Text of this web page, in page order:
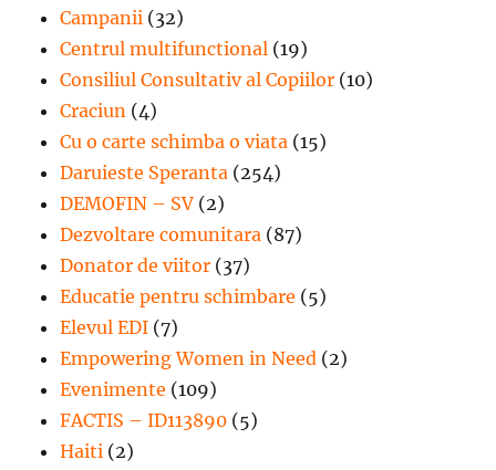
Campanii (32)
Centrul multifunctional (19)
Consiliul Consultativ al Copiilor (10)
Craciun (4)
Cu o carte schimba o viata (15)
Daruieste Speranta (254)
DEMOFIN – SV (2)
Dezvoltare comunitara (87)
Donator de viitor (37)
Educatie pentru schimbare (5)
Elevul EDI (7)
Empowering Women in Need (2)
Evenimente (109)
FACTIS – ID113890 (5)
Haiti (2)